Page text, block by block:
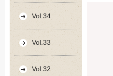
Vol.34
Vol.33
Vol.32